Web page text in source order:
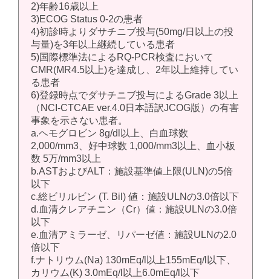
2)年齢16歳以上
3)ECOG Status 0-2の患者
4)初診時よりダサチニブ投与(50mg/日以上の投
与量)を3年以上継続している患者
5)国際標準法によるRQ-PCR検査において
CMR(MR4.5以上)を達成し、2年以上維持してい
る患者
6)登録時点でダサチニブ投与によるGrade 3以上
（NCI-CTCAE ver.4.0日本語訳JCOG版）の有害
事象を示さない患者。
a.ヘモグロビン 8g/dl以上、白血球数
2,000/mm3、好中球数 1,000/mm3以上、血小板
数 5万/mm3以上
b.ASTおよびALT：施設基準値上限(ULN)の5倍
以下
c.総ビリルビン (T. Bil) 値：施設ULNの3.0倍以下
d.血清クレアチニン（Cr）値：施設ULNの3.0倍
以下
e.血清アミラーゼ、リパーゼ値：施設ULNの2.0
倍以下
f.ナトリウム(Na) 130mEq/l以上155mEq/l以下、
カリウム(K) 3.0mEq/l以上6.0mEq/l以下